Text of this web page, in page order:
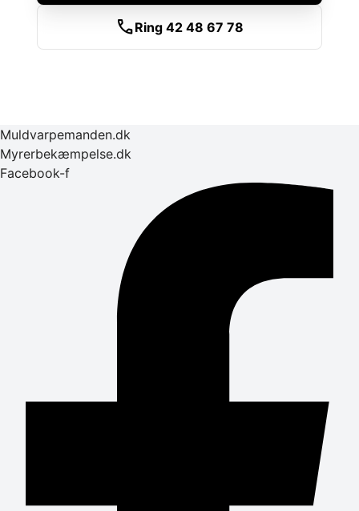
callRing 42 48 67 78
Muldvarpemanden.dk
Myrerbekæmpelse.dk
Facebook-f